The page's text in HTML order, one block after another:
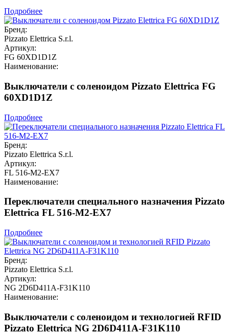
Подробнее
Бренд:
Pizzato Elettrica S.r.l.
Артикул:
FG 60XD1D1Z
Наименование:
Выключатели с соленоидом Pizzato Elettrica FG
60XD1D1Z
Подробнее
Бренд:
Pizzato Elettrica S.r.l.
Артикул:
FL 516-M2-EX7
Наименование:
Переключатели специального назначения Pizzato
Elettrica FL 516-M2-EX7
Подробнее
Бренд:
Pizzato Elettrica S.r.l.
Артикул:
NG 2D6D411A-F31K110
Наименование:
Выключатели с соленоидом и технологией RFID
Pizzato Elettrica NG 2D6D411A-F31K110